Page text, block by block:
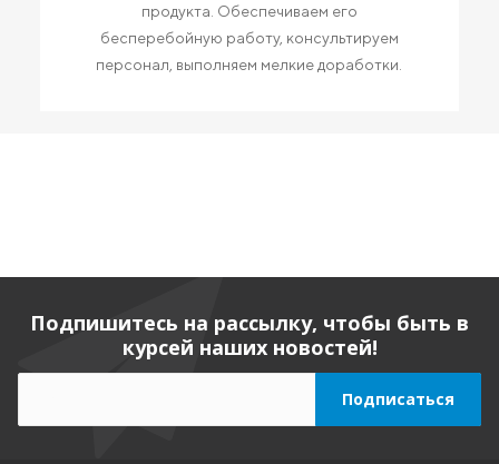
продукта. Обеспечиваем его
бесперебойную работу, консультируем
персонал, выполняем мелкие доработки.
Подпишитесь на рассылку, чтобы быть в
курсей наших новостей!